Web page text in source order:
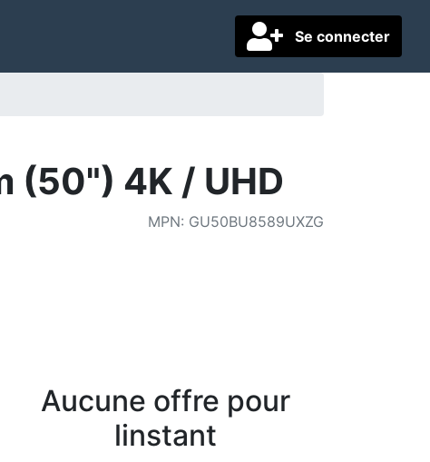
Se connecter
(50") 4K / UHD
MPN: GU50BU8589UXZG
Aucune offre pour
linstant